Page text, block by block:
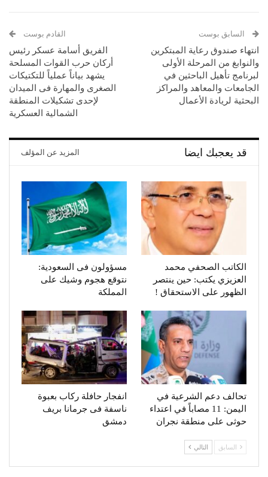
السابق بوست
انتهاء صندوق رعاية المبتكرين
والنوابغ من المرحلة الأولى
لبرنامج تأهيل الباحثين في
الجامعات والمعاهد والمراكز
البحثية لريادة الأعمال
القادم بوست
الفريق أسامة عسكر رئيس
أركان حرب القوات المسلحة
يشهد بياناً عملياً للتكتيكات
الصغرى والمهارة فى الميدان
لإحدى تشكيلات المنطقة
الشمالية العسكرية
قد يعجبك ايضا المزيد عن المؤلف
الكاتب الصحفي محمد
العزيزي يكتب: حين ينتصر
الظهور على الاستحقاق !
مسؤولون فى السعودية:
نتوقع هجوم وشيك على
المملكة
تحالف دعم الشرعية في
اليمن: 11 مصاباً في اعتداء
حوثى على منطقة نجران
انفجار حافلة ركاب بعبوة
ناسفة فى جرمانا بريف
دمشق
السابق التالي